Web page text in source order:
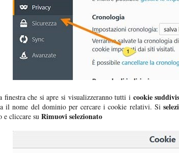
finestra che si apre si visualizzeranno tutti icookie
il nome del dominio per cercare i cookie relativi. Si
e cliccare su Rimuovi selezionato